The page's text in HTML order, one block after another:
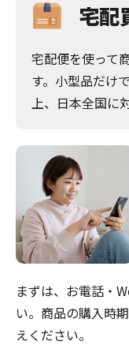
宅配
宅配便を使って
す。小型品だけ
上、日本全国に
まずは、お電話・
い。商品の購入時
えください。